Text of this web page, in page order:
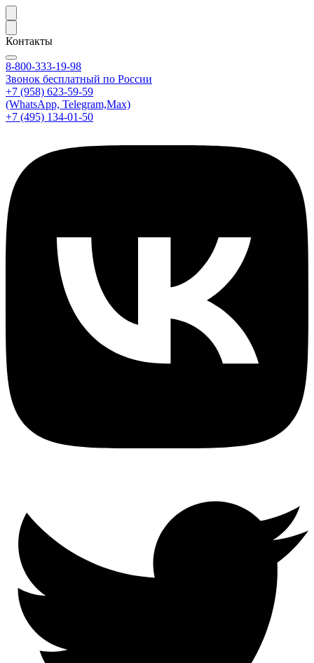
Контакты
8-800-333-19-98
Звонок бесплатный по России
+7 (958) 623-59-59
(WhatsApp, Telegram,Max)
+7 (495) 134-01-50